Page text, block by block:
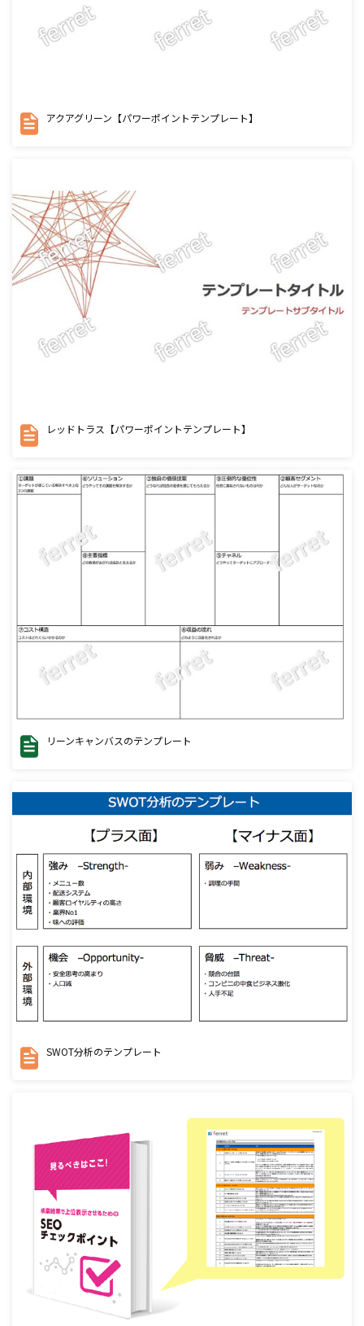
アクアグリーン【パワーポイントテンプレート】
レッドトラス【パワーポイントテンプレート】
リーンキャンバスのテンプレート
SWOT分析のテンプレート